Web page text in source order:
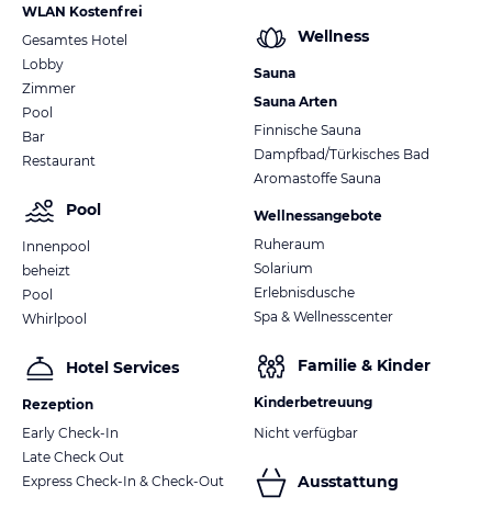
WLAN Kostenfrei
Gesamtes Hotel
Lobby
Zimmer
Pool
Bar
Restaurant
Pool
Innenpool
beheizt
Pool
Whirlpool
Hotel Services
Rezeption
Early Check-In
Late Check Out
Express Check-In & Check-Out
Wellness
Sauna
Sauna Arten
Finnische Sauna
Dampfbad/Türkisches Bad
Aromastoffe Sauna
Wellnessangebote
Ruheraum
Solarium
Erlebnisdusche
Spa & Wellnesscenter
Familie & Kinder
Kinderbetreuung
Nicht verfügbar
Ausstattung